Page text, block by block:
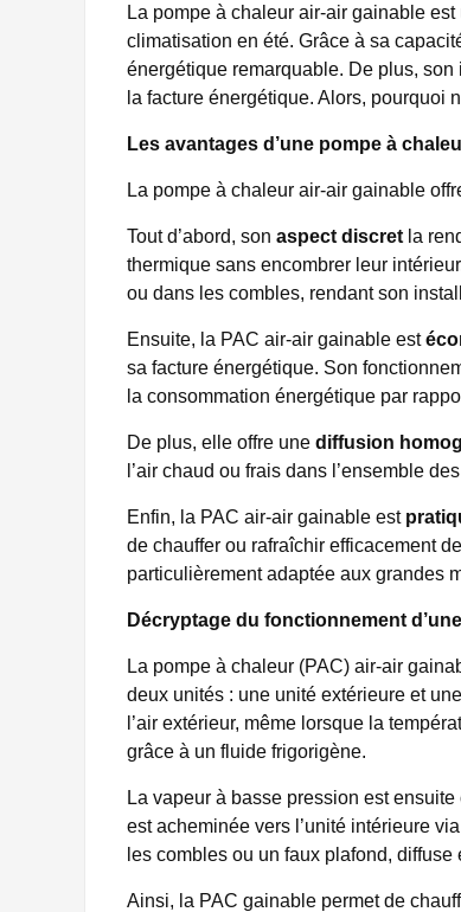
La pompe à chaleur air-air gainable
climatisation en été. Grâce à sa
énergétique remarquable. De plus,
la facture énergétique. Alors, pourquoi
Les avantages d’une pompe à
La pompe à chaleur air-air gainable
Tout d’abord, son aspect discret la
thermique sans encombrer leur
ou dans les combles, rendant son
Ensuite, la PAC air-air gainable est
sa facture énergétique. Son
la consommation énergétique par
De plus, elle offre une diffusion
l’air chaud ou frais dans l’ensemble
Enfin, la PAC air-air gainable est
de chauffer ou rafraîchir efficacement
particulièrement adaptée aux grandes
Décryptage du fonctionnement
La pompe à chaleur (PAC) air-air
deux unités : une unité extérieure et
l’air extérieur, même lorsque la
grâce à un fluide frigorigène.
La vapeur à basse pression est
est acheminée vers l’unité intérieure
les combles ou un faux plafond,
Ainsi, la PAC gainable permet de